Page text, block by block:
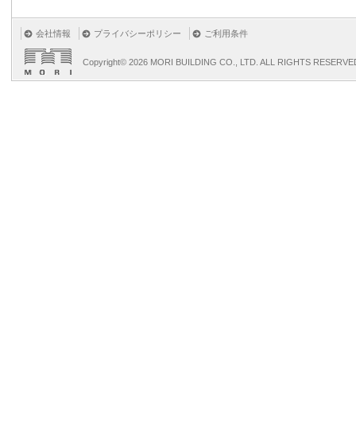
会社情報 プライバシーポリシー ご利用条件
Copyright© 2026 MORI BUILDING CO., LTD. ALL RIGHTS